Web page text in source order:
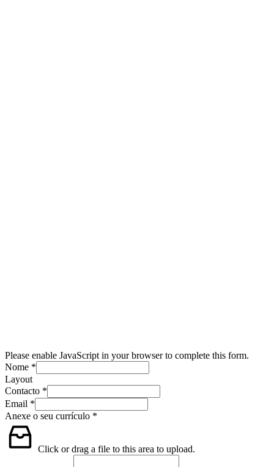
Please enable JavaScript in your browser to complete this form.
Nome *
Layout
Contacto *
Email *
Anexe o seu currículo *
Click or drag a file to this area to upload.